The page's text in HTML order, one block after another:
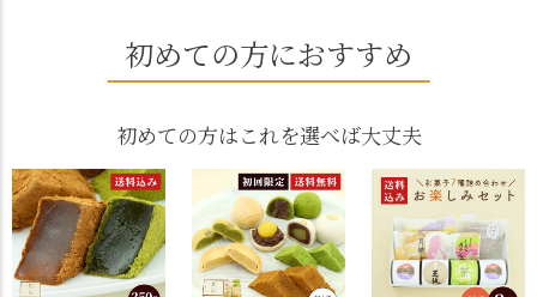
初めての方におすすめ
初めての方はこれを選べば大丈夫